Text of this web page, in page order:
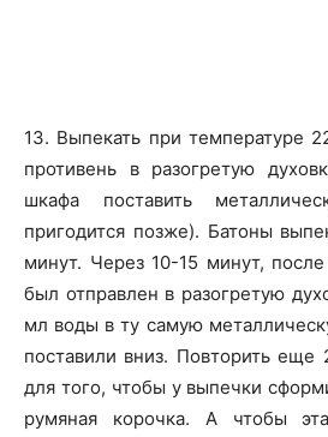
13. Выпекать при температуре
противень в разогретую
шкафа поставить
пригодится позже). Батоны
минут. Через 10-15 минут,
был отправлен в разогретую
мл воды в ту самую
поставили вниз. Повторить еще
для того, чтобы у выпечки
румяная корочка. А чтобы